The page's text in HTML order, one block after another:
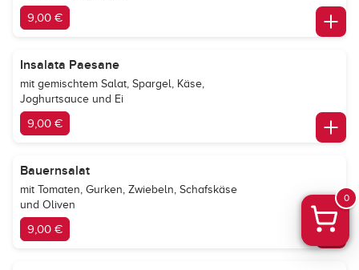
9,00 €
Insalata Paesane
mit gemischtem Salat, Spargel, Käse,
Joghurtsauce und Ei
9,00 €
Bauernsalat
mit Tomaten, Gurken, Zwiebeln, Schafskäse
und Oliven
9,00 €
0